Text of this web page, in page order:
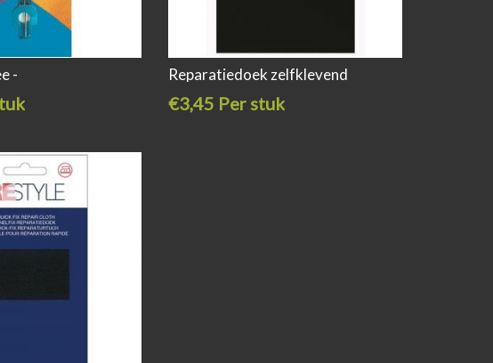
- Reparatiedoek zelfklevend
€3,45 Per stuk